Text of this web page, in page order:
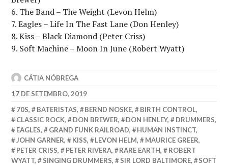
The Band – The Weight (Levon Helm)
Eagles – Life In The Fast Lane (Don Henley)
Kiss – Black Diamond (Peter Criss)
Soft Machine – Moon In June (Robert Wyatt)
CÁTIA NÓBREGA
17 DE SETEMBRO, 2019
70S, BATERISTAS, BERND NOSKE, BIRTH CONTROL,
CLASSIC ROCK, DON BREWER, DON HENLEY, DRUMMERS,
EAGLES, GRAND FUNK RAILROAD, HUMAN INSTINCT,
JOHN GARNER, KISS, LEVON HELM, MAURICE GREER,
PETER CRISS, PETER RIVERA, RARE EARTH,
ROBERT
WYATT, SINGING DRUMMERS, SIR LORD BALTIMORE,
SOFT